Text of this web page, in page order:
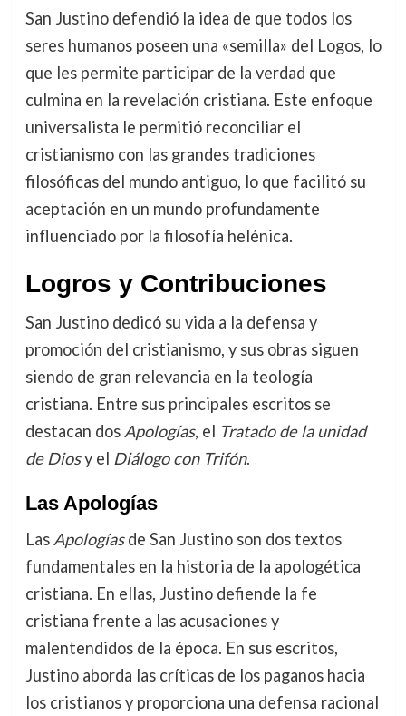
San Justino defendió la idea de que todos los
seres humanos poseen una «semilla» del Logos, lo
que les permite participar de la verdad que
culmina en la revelación cristiana. Este enfoque
universalista le permitió reconciliar el
cristianismo con las grandes tradiciones
filosóficas del mundo antiguo, lo que facilitó su
aceptación en un mundo profundamente
influenciado por la filosofía helénica.
Logros y Contribuciones
San Justino dedicó su vida a la defensa y
promoción del cristianismo, y sus obras siguen
siendo de gran relevancia en la teología
cristiana. Entre sus principales escritos se
destacan dos Apologías, el Tratado de la unidad
de Diosy el Diálogo con Trifón.
Las Apologías
Las Apologíasde San Justino son dos textos
fundamentales en la historia de la apologética
cristiana. En ellas, Justino defiende la fe
cristiana frente a las acusaciones y
malentendidos de la época. En sus escritos,
Justino aborda las críticas de los paganos hacia
los cristianos y proporciona una defensa racional